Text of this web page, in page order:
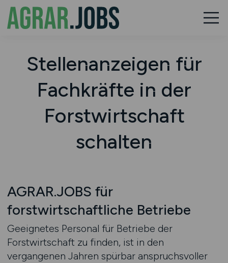
Stellenanzeigen für
Fachkräfte in der
Forstwirtschaft
schalten
AGRAR.JOBS für
forstwirtschaftliche Betriebe
Geeignetes Personal für Betriebe der
Forstwirtschaft zu finden, ist in den
vergangenen Jahren spürbar anspruchsvoller